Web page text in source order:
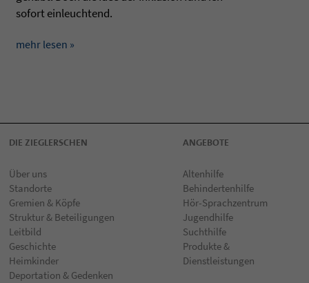
sofort ein­leuch­tend.
mehr lesen »
DIE ZIEGLERSCHEN
Über uns
Standorte
Gremien & Köpfe
Struktur & Beteiligungen
Leitbild
Geschichte
Heimkinder
Deportation & Gedenken
ANGEBOTE
Altenhilfe
Behindertenhilfe
Hör-Sprachzentrum
Jugendhilfe
Suchthilfe
Produkte &
Dienstleistungen